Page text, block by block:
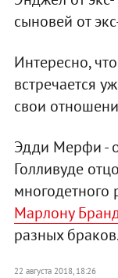
сыновей от
Интересно,
встречается
свои
Эдди Мерфи -
Голливуде
многодетного
Марлону
разных
22 августа 2018, 18:26